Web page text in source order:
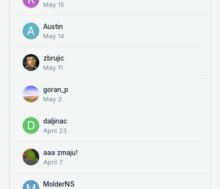
May 15
Austin
May 14
zbrujic
May 11
goran_p
May 2
daljinac
April 23
aaa zmaju!
April 7
MolderNS